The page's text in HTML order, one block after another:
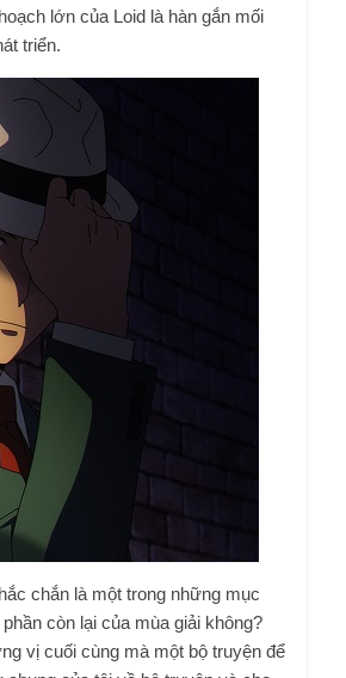
lớn của Loid là hàn gắn mối
triển.
chắn là một trong những mục
còn lại của mùa giải không?
vị cuối cùng mà một bộ truyện để